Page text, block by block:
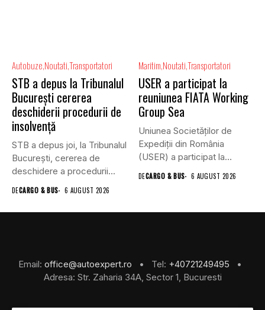
Autobuze NoutatiTransportatori
STB a depus la Tribunalul
București cererea
deschiderii procedurii de
insolvență
STB a depus joi, la Tribunalul
Bucureşti, cererea de
deschidere a procedurii...
DECARGO & BUS 6 AUGUST 2026
Maritim NoutatiTransportatori
USER a participat la
reuniunea FIATA Working
Group Sea
Uniunea Societăților de
Expediții din România
(USER) a participat la
reuniunea online...
DECARGO & BUS 6 AUGUST 2026
Email: office@autoexpert.ro • Tel: +40721249495
•
Adresa: Str. Zaharia 34A, Sector 1, Bucuresti